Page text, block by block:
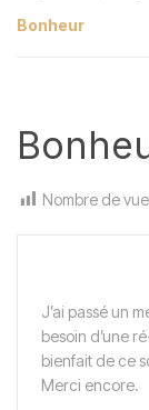
Bonheur
Nombre de
J’ai passé un
besoin d’une
bienfait de ce
Merci encore.